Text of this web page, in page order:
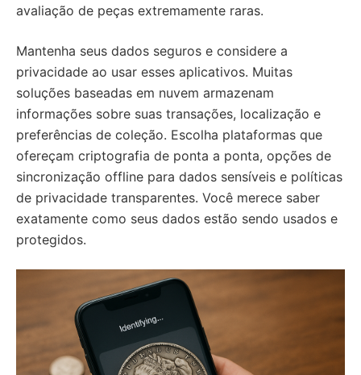
avaliação de peças extremamente raras.
Mantenha seus dados seguros e considere a
privacidade ao usar esses aplicativos. Muitas
soluções baseadas em nuvem armazenam
informações sobre suas transações, localização e
preferências de coleção. Escolha plataformas que
ofereçam criptografia de ponta a ponta, opções de
sincronização offline para dados sensíveis e políticas
de privacidade transparentes. Você merece saber
exatamente como seus dados estão sendo usados e
protegidos.